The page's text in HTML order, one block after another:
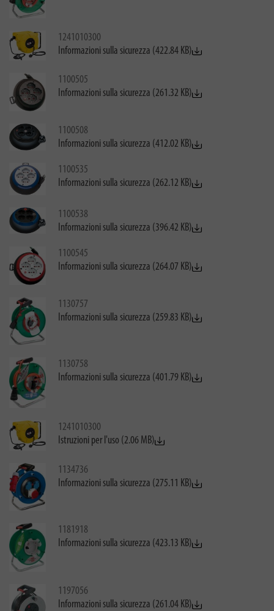
1241010300
Informazioni sulla sicurezza (422.84 KB)
1100505
Informazioni sulla sicurezza (261.32 KB)
1100508
Informazioni sulla sicurezza (412.02 KB)
1100535
Informazioni sulla sicurezza (262.12 KB)
1100538
Informazioni sulla sicurezza (396.42 KB)
1100545
Informazioni sulla sicurezza (264.07 KB)
1130757
Informazioni sulla sicurezza (259.83 KB)
1130758
Informazioni sulla sicurezza (401.79 KB)
1241010300
Istruzioni per l'uso (2.06 MB)
1134736
Informazioni sulla sicurezza (275.11 KB)
1181918
Informazioni sulla sicurezza (423.13 KB)
1197056
Informazioni sulla sicurezza (261.04 KB)